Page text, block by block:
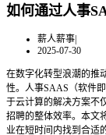
如何通过人事
薪人薪事|
2025-07-30
在数字化转型浪潮的推
性。人事SAAS（软件
于云计算的解决方案不
招聘的整体效率。本文
业在短时间内找到合适